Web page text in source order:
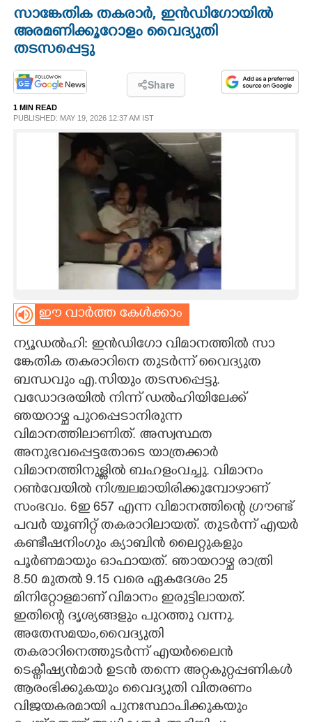
OPINION
PHOTOS
LIFESTYLE
CARTOONS
LITERATURE
ZOOM
CONTACT US
സാങ്കേതിക തകരാർ, ഇൻഡിഗോയിൽ
അരമണിക്കൂറോളം വൈദ്യുതി
തടസപ്പെട്ടു
Share
1 MIN READ
PUBLISHED: MAY 19, 2026 12:37 AM IST
ഈ വാർത്ത കേൾക്കാം
ന്യൂഡൽഹി: ഇൻഡിഗോ വിമാനത്തിൽ സാ​
ങ്കേതിക തകരാറിനെ തുടർന്ന് വൈദ്യുത
ബന്ധവും എ.സിയും തടസപ്പെട്ടു.
വഡോദരയിൽ നിന്ന് ഡൽഹിയിലേക്ക്
ഞയറാഴ്ച പുറപ്പെടാനിരുന്ന
വിമാനത്തിലാണിത്. അസ്വസ്ഥത
അനുഭവപ്പെട്ടതോടെ യാത്രക്കാർ
വിമാനത്തിനുള്ളിൽ ബഹളംവച്ചു. വിമാനം
റൺവേയിൽ നിശ്ചലമായിരിക്കുമ്പോഴാണ്
സംഭവം. 6ഇ 657 എന്ന വിമാനത്തിന്റെ ഗ്രൗണ്ട്
പവർ യൂണിറ്റ് തകരാറിലായത്. തുടർന്ന് എയർ
കണ്ടീഷനിംഗും ക്യാബിൻ ലൈറ്റുകളും
പൂർണമായും ഓഫായത്. ഞായറാഴ്ച രാത്രി
8.50 മുതൽ 9.15 വരെ ഏകദേശം 25
മിനിറ്റോളമാണ് വിമാനം ഇരുട്ടിലായത്.
ഇതിന്റെ ദൃശ്യങ്ങളും പുറത്തു വന്നു.
അതേസമയം,വൈദ്യുതി
തകരാറിനെത്തുടർന്ന് എയർലൈൻ
ടെക്നീഷ്യൻമാർ ഉടൻ തന്നെ അറ്റകുറ്റപ്പണികൾ
ആരംഭിക്കുകയും വൈദ്യുതി വിതരണം
വിജയകരമായി പുനഃസ്ഥാപിക്കുകയും